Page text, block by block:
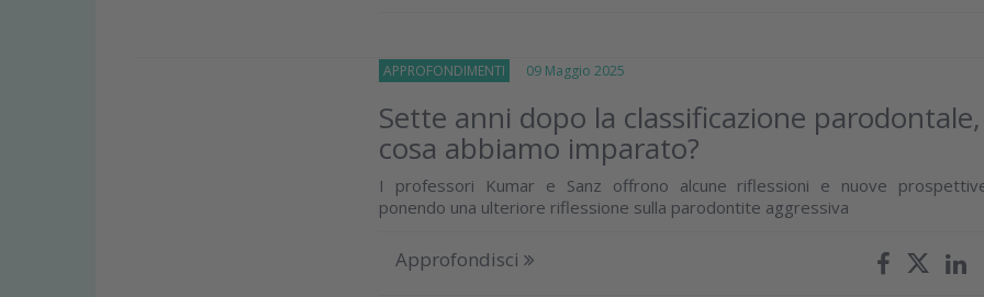
APPROFONDIMENTI 09 Maggio 2025
Sette anni dopo la classificazione parodontale,
cosa abbiamo imparato?
I professori Kumar e Sanz offrono alcune riflessioni e nuove
ponendo una ulteriore riflessione sulla parodontite aggressiva
Approfondisci